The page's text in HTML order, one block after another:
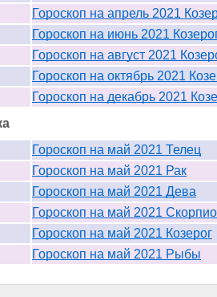
Гороскоп на апрель 2021
Гороскоп на июнь 2021
Гороскоп на август 2021
Гороскоп на октябрь 2021
Гороскоп на декабрь 2021
Гороскоп на май 2021 Телец
Гороскоп на май 2021 Рак
Гороскоп на май 2021 Дева
Гороскоп на май 2021
Гороскоп на май 2021 Козерог
Гороскоп на май 2021 Рыбы